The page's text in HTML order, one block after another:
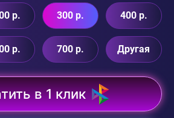
р. 300 р. 400 р.
р. 700 р. Другая
в 1 клик